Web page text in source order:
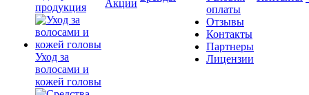
продукция
Уход за
волосами и
кожей головы
Акции
оплаты
Отзывы
Контакты
Партнеры
Лицензии